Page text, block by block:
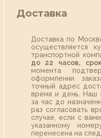
Доставка
Доставка по
осуществляется
транспортной
до 22 часов,
момента
оформлении
точный адрес
время и день. Наш
за час до
раз согласовать
случае, если с
указанному
перенесена на